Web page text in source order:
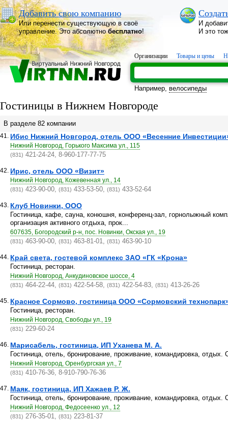
Добавить свою компанию
Или перенести существующую в своё
управление. Это абсолютнобесплатно!
И
И это
Организации Товары и цены
Например, велосипеды
Гостиницы в Нижнем Новгороде
В разделе 82 компании
41. Ибис Нижний Новгород, отель ООО «Весенние
Нижний Новгород, Горького Максима ул., 115
(831) 421-24-24, 8-960-177-77-75
42. Ирис, отель ООО «Визит»
Нижний Новгород, Кожевенная ул., 14
(831) 423-90-00, (831) 433-53-50, (831) 433-52-64
43. Клуб Новинки, ООО
Гостиница, кафе, сауна, конюшня, конференц-зал, горнолыжный
организация активного отдыха, прок...
607635, Богородский р-н, пос. Новинки, Окская ул., 19
(831) 463-90-00, (831) 463-81-01, (831) 463-90-10
44. Край света, гостевой комплекс ЗАО «ГК «Крона»
Гостиница, ресторан.
Нижний Новгород, Анкудиновское шоссе, 4
(831) 464-22-44, (831) 422-54-58, (831) 422-54-83, (831) 413-26-26
45. Красное Сормово, гостиница ООО «Сормовский
Гостиница, ресторан.
Нижний Новгород, Свободы ул., 19
(831) 229-60-24
46. Марисабель, гостиница, ИП Уханева М. А.
Гостиница, отель, бронирование, проживание, командировка,
Нижний Новгород, Оренбургская ул., 7
(831) 410-76-36, 8-910-790-76-36
47. Маяк, гостиница, ИП Хажаев Р. Ж.
Гостиница, отель, бронирование, проживание, командировка,
Нижний Новгород, Федосеенко ул., 12
(831) 276-35-01, (831) 223-81-37